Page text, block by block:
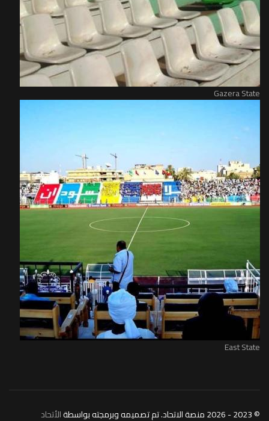
Gazera State
East State
© 2023 - 2026 منصة الاتحاد. تم تصميمه وبرمجته بواسطة
الأتحاد